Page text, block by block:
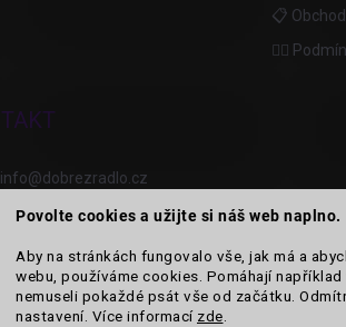
Povolte cookies a užijte si náš web naplno.
Aby na stránkách fungovalo vše, jak má a
webu, používáme cookies. Pomáhají
nemuseli pokaždé psát vše od začátku.
nastavení. Více informací zde
📋
🙆‍♂️
info@dobrezradlo.cz
+420 777 209 586
Category Icons by Freepik Category